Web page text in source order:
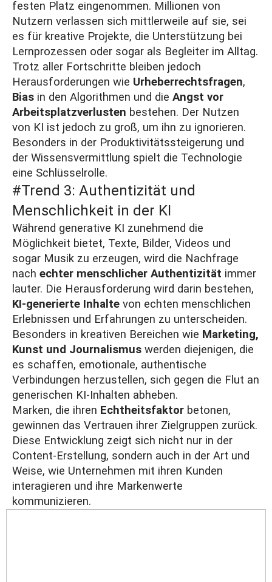
festen Platz eingenommen. Millionen von
Nutzern verlassen sich mittlerweile auf sie, sei
es für kreative Projekte, die Unterstützung bei
Lernprozessen oder sogar als Begleiter im Alltag.
Trotz aller Fortschritte bleiben jedoch
Herausforderungen wie Urheberrechtsfragen,
Bias in den Algorithmen und die Angst vor
Arbeitsplatzverlusten bestehen. Der Nutzen
von KI ist jedoch zu groß, um ihn zu ignorieren.
Besonders in der Produktivitätssteigerung und
der Wissensvermittlung spielt die Technologie
eine Schlüsselrolle.
#Trend 3: Authentizität und
Menschlichkeit in der KI
Während generative KI zunehmend die
Möglichkeit bietet, Texte, Bilder, Videos und
sogar Musik zu erzeugen, wird die Nachfrage
nach echter menschlicher Authentizität immer
lauter. Die Herausforderung wird darin bestehen,
KI-generierte Inhalte von echten menschlichen
Erlebnissen und Erfahrungen zu unterscheiden.
Besonders in kreativen Bereichen wie Marketing,
Kunst und Journalismus werden diejenigen, die
es schaffen, emotionale, authentische
Verbindungen herzustellen, sich gegen die Flut an
generischen KI-Inhalten abheben.
Marken, die ihren Echtheitsfaktor betonen,
gewinnen das Vertrauen ihrer Zielgruppen zurück.
Diese Entwicklung zeigt sich nicht nur in der
Content-Erstellung, sondern auch in der Art und
Weise, wie Unternehmen mit ihren Kunden
interagieren und ihre Markenwerte
kommunizieren.